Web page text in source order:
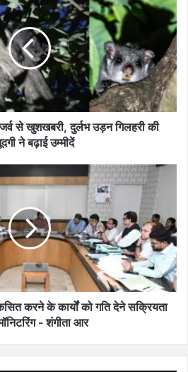
से खुशखबरी, दुर्लभ उड़न गिलहरी की
ने बढ़ाई उम्मीदें
करने के कार्यों को गति देने सक्रियता
- शंगीता आर